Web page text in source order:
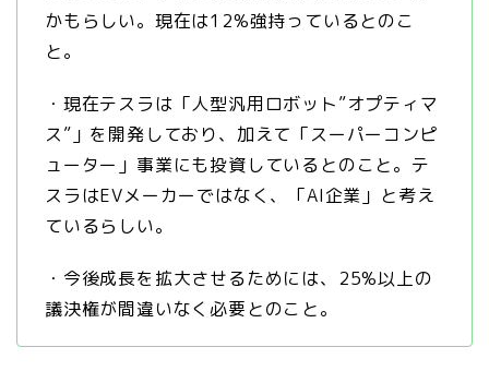
かもらしい。現在は12%強持っているとのこ
と。
・現在テスラは「人型汎用ロボット”オプティマ
ス”」を開発しており、加えて「スーパーコンピ
ューター」事業にも投資しているとのこと。テ
スラはEVメーカーではなく、「AI企業」と考え
ているらしい。
・今後成長を拡大させるためには、25%以上の
議決権が間違いなく必要とのこと。